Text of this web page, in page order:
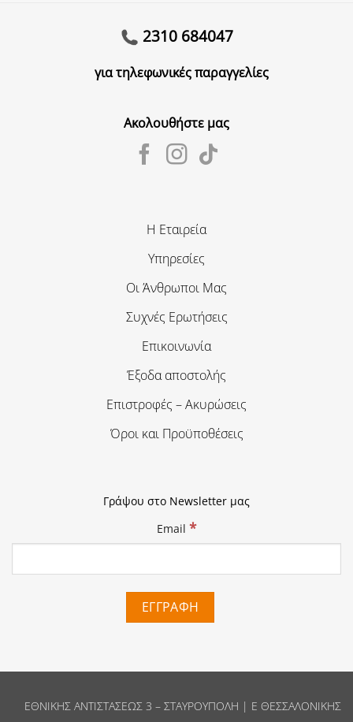
2310 684047
για τηλεφωνικές παραγγελίες
Ακολουθήστε μας
Η Εταιρεία
Υπηρεσίες
Οι Άνθρωποι Μας
Συχνές Ερωτήσεις
Επικοινωνία
Έξοδα αποστολής
Επιστροφές – Ακυρώσεις
Όροι και Προϋποθέσεις
Γράψου στο Newsletter μας
Email *
ΕΘΝΙΚΗΣ ΑΝΤΙΣΤΑΣΕΩΣ 3 – ΣΤΑΥΡΟΥΠΟΛΗ | Ε ΘΕΣΣΑΛΟΝΙΚΗΣ